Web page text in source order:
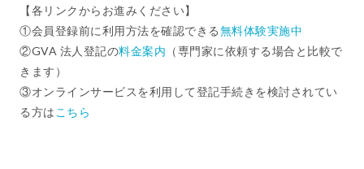
【各リンクからお進みください】
①会員登録前に利用方法を確認できる無料体験実施中
②GVA 法人登記の料金案内 （専門家に依頼する場合と比較で
きます）
③オンラインサービスを利用して登記手続きを検討されてい
る方は こちら